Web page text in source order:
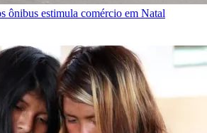
ônibus estimula comércio em Natal